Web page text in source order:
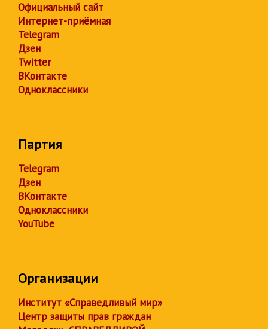
Официальный сайт
Интернет-приёмная
Telegram
Дзен
Twitter
ВКонтакте
Одноклассники
Партия
Telegram
Дзен
ВКонтакте
Одноклассники
YouTube
Организации
Институт «Справедливый мир»
Центр защиты прав граждан